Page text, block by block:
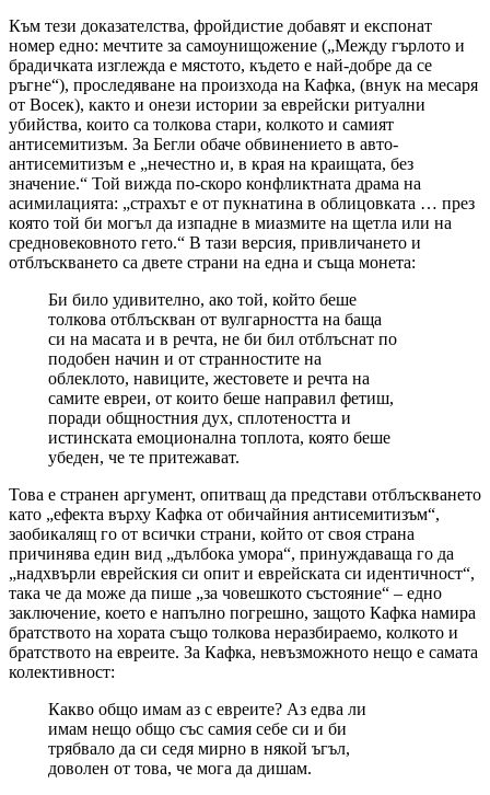
Към тези доказателства, фройдистие добавят и експонат
номер едно: мечтите за самоунищожение („Между гърлото и
брадичката изглежда е мястото, където е най-добре да се
ръгне“), проследяване на произхода на Кафка, (внук на месаря
от Восек), както и онези истории за еврейски ритуални
убийства, които са толкова стари, колкото и самият
антисемитизъм. За Бегли обаче обвинението в авто-
антисемитизъм е „нечестно и, в края на краищата, без
значение.“ Той вижда по-скоро конфликтната драма на
асимилацията: „страхът е от пукнатина в облицовката … през
която той би могъл да изпадне в миазмите на щетла или на
средновековното гето.“ В тази версия, привличането и
отблъскването са двете страни на една и съща монета:
Би било удивително, ако той, който беше
толкова отблъскван от вулгарността на баща
си на масата и в речта, не би бил отблъснат по
подобен начин и от странностите на
облеклото, навиците, жестовете и речта на
самите евреи, от които беше направил фетиш,
поради общностния дух, сплотеността и
истинската емоционална топлота, която беше
убеден, че те притежават.
Това е странен аргумент, опитващ да представи отблъскването
като „ефекта върху Кафка от обичайния антисемитизъм“,
заобикалящ го от всички страни, който от своя страна
причинява един вид „дълбока умора“, принуждаваща го да
„надхвърли еврейския си опит и еврейската си идентичност“,
така че да може да пише „за човешкото състояние“ – едно
заключение, което е напълно погрешно, защото Кафка намира
братството на хората също толкова неразбираемо, колкото и
братството на евреите. За Кафка, невъзможното нещо е самата
колективност:
Какво общо имам аз с евреите? Аз едва ли
имам нещо общо със самия себе си и би
трябвало да си седя мирно в някой ъгъл,
доволен от това, че мога да дишам.